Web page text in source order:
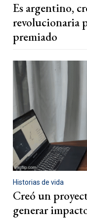
Es argentino,
revolucionaria
premiado
Historias de vida
Creó un
generar